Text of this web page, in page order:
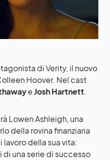
di Verity, il nuovo
Hoover. Nel cast
eJosh Hartnett.
Lowen Ashleigh, una
della rovina finanziaria
della sua vita:
una serie di successo